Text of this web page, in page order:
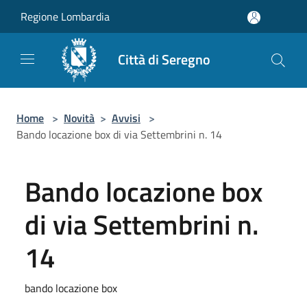
Regione Lombardia
Città di Seregno
Home > Novità > Avvisi >
Bando locazione box di via Settembrini n. 14
Bando locazione box
di via Settembrini n.
14
bando locazione box